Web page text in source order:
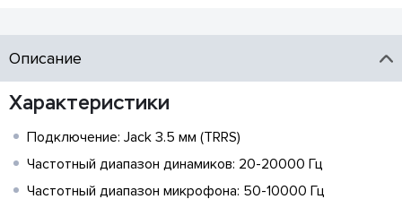
Описание
Характеристики
Подключение: Jack 3.5 мм (TRRS)
Частотный диапазон динамиков: 20-20000 Гц
Частотный диапазон микрофона: 50-10000 Гц